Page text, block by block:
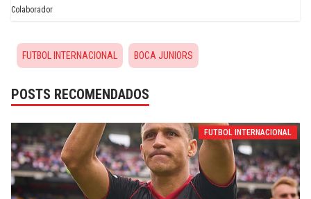
Colaborador
FUTBOL INTERNACIONAL BOCA JUNIORS
POSTS RECOMENDADOS
FUTBOL INTERNACIONAL